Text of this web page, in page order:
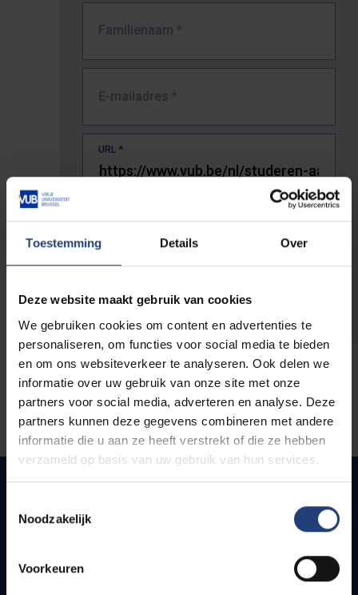
Toestemming Details Over
Deze website maakt gebruik van cookies
We gebruiken cookies om content en advertenties te
personaliseren, om functies voor social media te bieden
en om ons websiteverkeer te analyseren. Ook delen we
informatie over uw gebruik van onze site met onze
partners voor social media, adverteren en analyse. Deze
partners kunnen deze gegevens combineren met andere
informatie die u aan ze heeft verstrekt of die ze hebben
verzameld op basis van uw gebruik van hun services.
Noodzakelijk
Voorkeuren
Familienaam *
E-mailadres *
URL *
De volledige URL van de pagina waar je de fout zag.
Snel naar